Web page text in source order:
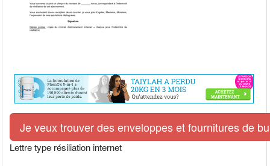
Je veux trouver des enveloppes et fournitures de
Lettre type résiliation internet